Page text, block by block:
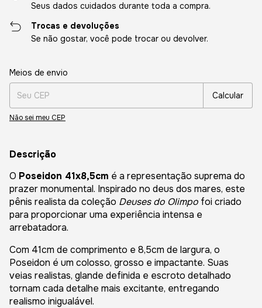
Seus dados cuidados durante toda a compra.
Trocas e devoluções
Se não gostar, você pode trocar ou devolver.
Entregas para o CEP:
Meios de envio
Calcular
Não sei meu CEP
Descrição
O Poseidon 41x8,5cm é a representação suprema do
prazer monumental. Inspirado no deus dos mares, este
pênis realista da coleção Deuses do Olimpo foi criado
para proporcionar uma experiência intensa e
arrebatadora.
Com 41cm de comprimento e 8,5cm de largura, o
Poseidon é um colosso, grosso e impactante. Suas
veias realistas, glande definida e escroto detalhado
tornam cada detalhe mais excitante, entregando
realismo inigualável.